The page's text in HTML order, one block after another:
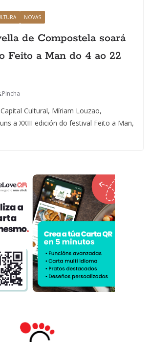
NOVAS
de Compostela soará
Feito a Man do 4 ao 22
Pincha
Cultural, Míriam Louzao,
a XXIII edición do festival Feito a Man,